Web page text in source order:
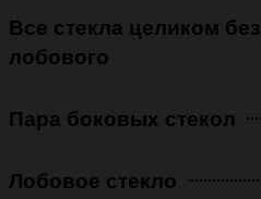
Все стекла целиком без
лобового
Пара боковых стекол
Лобовое стекло